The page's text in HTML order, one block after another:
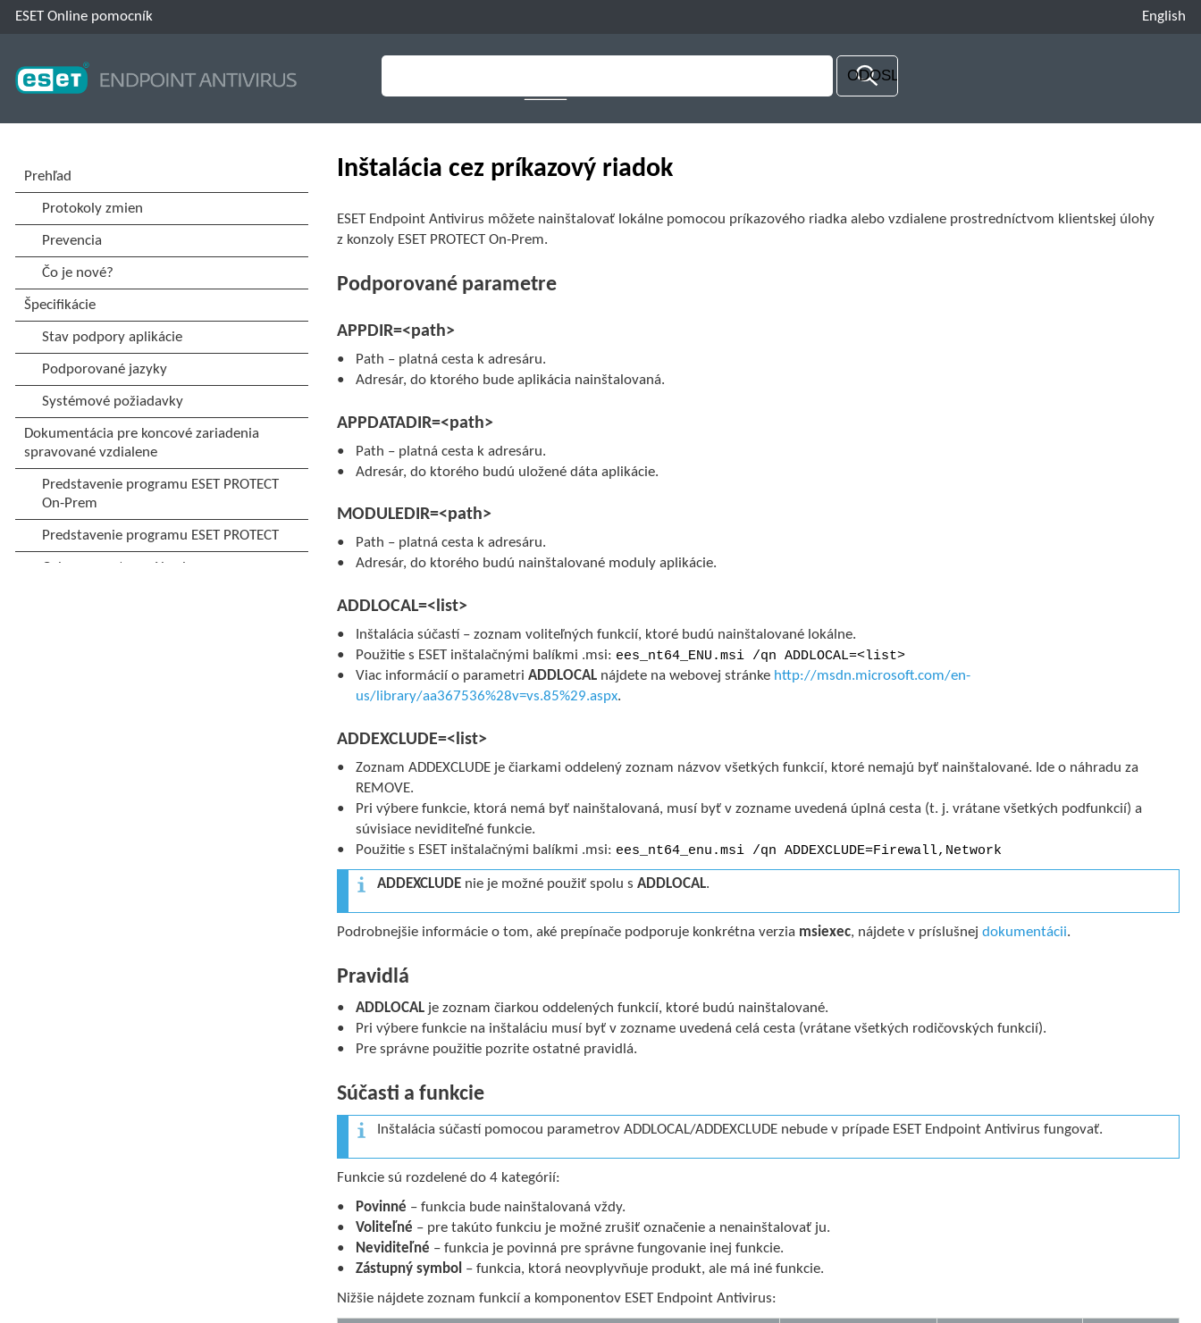
ESET Online pomocník English
Inštalácia cez príkazový riadok
ESET Endpoint Antivirus môžete nainštalovať lokálne pomocou príkazového riadka alebo vzdialene prostredníctvom klientskej úlohy
z konzoly ESET PROTECT On-Prem.
Podporované parametre
APPDIR=<path>
Path – platná cesta k adresáru.
Adresár, do ktorého bude aplikácia nainštalovaná.
APPDATADIR=<path>
Path – platná cesta k adresáru.
Adresár, do ktorého budú uložené dáta aplikácie.
MODULEDIR=<path>
Path – platná cesta k adresáru.
Adresár, do ktorého budú nainštalované moduly aplikácie.
ADDLOCAL=<list>
Inštalácia súčastí – zoznam voliteľných funkcií, ktoré budú nainštalované lokálne.
Použitie s ESET inštalačnými balíkmi .msi: ees_nt64_ENU.msi /qn ADDLOCAL=<list>
Viac informácií o parametri ADDLOCALnájdete na webovej stránke http://msdn.microsoft.com/en-
us/library/aa367536%28v=vs.85%29.aspx.
ADDEXCLUDE=<list>
Zoznam ADDEXCLUDE je čiarkami oddelený zoznam názvov všetkých funkcií, ktoré nemajú byť nainštalované. Ide o náhradu za
REMOVE.
Pri výbere funkcie, ktorá nemá byť nainštalovaná, musí byť v zozname uvedená úplná cesta (t. j. vrátane všetkých podfunkcií) a
súvisiace neviditeľné funkcie.
Použitie s ESET inštalačnými balíkmi .msi: ees_nt64_enu.msi /qn ADDEXCLUDE=Firewall,Network
ADDEXCLUDE nie je možné použiť spolu sADDLOCAL.
Podrobnejšie informácie o tom, aké prepínače podporuje konkrétna verzia msiexec, nájdete v príslušnejdokumentácii.
Pravidlá
ADDLOCALje zoznam čiarkou oddelených funkcií, ktoré budú nainštalované.
Pri výbere funkcie na inštaláciu musí byť v zozname uvedená celá cesta (vrátane všetkých rodičovských funkcií).
Pre správne použitie pozrite ostatné pravidlá.
Súčasti a funkcie
Inštalácia súčastí pomocou parametrov ADDLOCAL/ADDEXCLUDE nebude v prípade ESET Endpoint Antivirus fungovať.
Funkcie sú rozdelené do 4 kategórií:
Povinné – funkcia bude nainštalovaná vždy.
Voliteľné – pre takúto funkciu je možné zrušiť označenie a nenainštalovať ju.
Neviditeľné – funkcia je povinná pre správne fungovanie inej funkcie.
Zástupný symbol – funkcia, ktorá neovplyvňuje produkt, ale má iné funkcie.
Nižšie nájdete zoznam funkcií a komponentov ESET Endpoint Antivirus: